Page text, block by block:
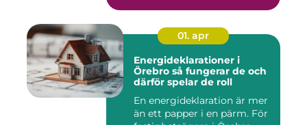
01. apr
Energideklarationer i
Örebro så fungerar de och
därför spelar de roll
En energideklaration är mer
än ett papper i en pärm. För